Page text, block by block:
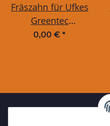
Fräszahn für Ufkes
Greentec
Fischschwanz
0,00 € *